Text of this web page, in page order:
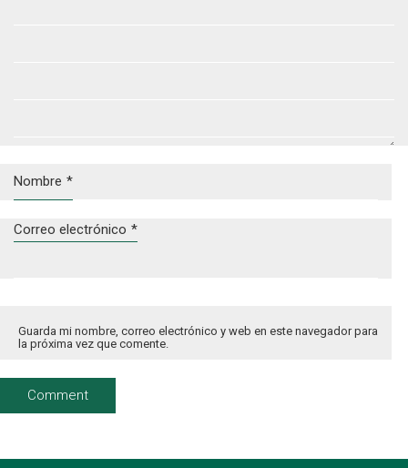
Nombre *
Correo electrónico *
Guarda mi nombre, correo electrónico y web en este navegador para
la próxima vez que comente.